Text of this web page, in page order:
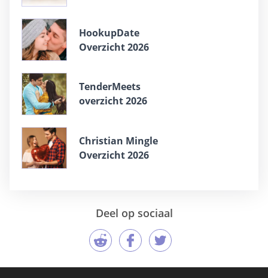
HookupDate
Overzicht 2026
TenderMeets
overzicht 2026
Christian Mingle
Overzicht 2026
Deel op sociaal